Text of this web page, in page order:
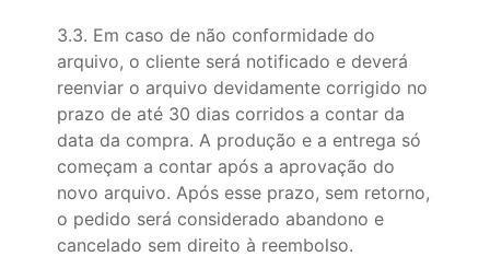
3.3. Em caso de não conformidade do
arquivo, o cliente será notificado e deverá
reenviar o arquivo devidamente corrigido no
prazo de até 30 dias corridos a contar da
data da compra. A produção e a entrega só
começam a contar após a aprovação do
novo arquivo. Após esse prazo, sem retorno,
o pedido será considerado abandono e
cancelado sem direito à reembolso.